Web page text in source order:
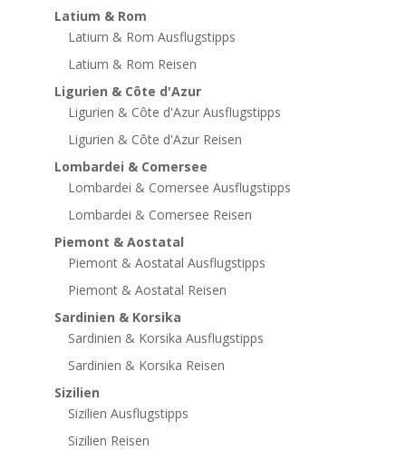
Latium & Rom
Latium & Rom Ausflugstipps
Latium & Rom Reisen
Ligurien & Côte d'Azur
Ligurien & Côte d'Azur Ausflugstipps
Ligurien & Côte d'Azur Reisen
Lombardei & Comersee
Lombardei & Comersee Ausflugstipps
Lombardei & Comersee Reisen
Piemont & Aostatal
Piemont & Aostatal Ausflugstipps
Piemont & Aostatal Reisen
Sardinien & Korsika
Sardinien & Korsika Ausflugstipps
Sardinien & Korsika Reisen
Sizilien
Sizilien Ausflugstipps
Sizilien Reisen